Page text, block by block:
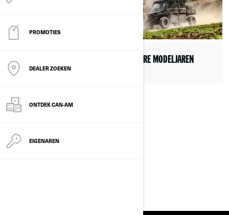
PROMOTIES
DEALER ZOEKEN
ONTDEK CAN-AM
EIGENAREN
SIDE-BY-SIDE-MODELLEN EERDERE MODELJAREN